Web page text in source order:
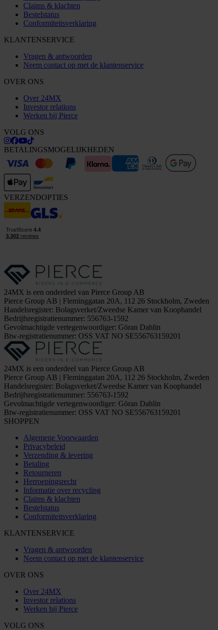
Claims & klachten
Bestelstatus
Conformiteitsverklaring
KLANTENSERVICE
Vragen & antwoorden
Neem contact op met de klantenservice
OVER ONS
Over 24MX
Investor relations
Werken bij Pierce
VOLG ONS
BETALINGSMOGELIJKHEDEN
VERZENDOPTIES
24MX is een onderdeel van Pierce Group AB
Pierce Group AB | Fleminggatan 20A, 112 26 Stockholm, Zweden
Handelsregister: Bolagsverket/Zweedse Kamer van Koophandel
Bedrijfsregistratienummer: 556763-1592
Gevolmachtigde vertegenwoordiger: Göran Dahlin
Btw-registratienummer: OSS VAT NO SE556763159201
24MX is een onderdeel van Pierce Group AB
Pierce Group AB | Fleminggatan 20A, 112 26 Stockholm, Zweden
Handelsregister: Bolagsverket/Zweedse Kamer van Koophandel
Bedrijfsregistratienummer: 556763-1592
Gevolmachtigde vertegenwoordiger: Göran Dahlin
Btw-registratienummer: OSS VAT NO SE556763159201
SHOPPEN
Algemene Voorwaarden
Privacybeleid
Verzending & levering
Betaling
Retourneren
Herroepingsrecht
Informatie over recycling
Claims & klachten
Bestelstatus
Conformiteitsverklaring
KLANTENSERVICE
Vragen & antwoorden
Neem contact op met de klantenservice
OVER ONS
Over 24MX
Investor relations
Werken bij Pierce
VOLG ONS